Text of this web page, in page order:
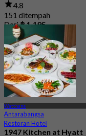
4.8
151 ditempah
Dari฿ 1,195
Watthana
Antarabangsa
Restoran Hotel
1947 Kitchen at Hyatt